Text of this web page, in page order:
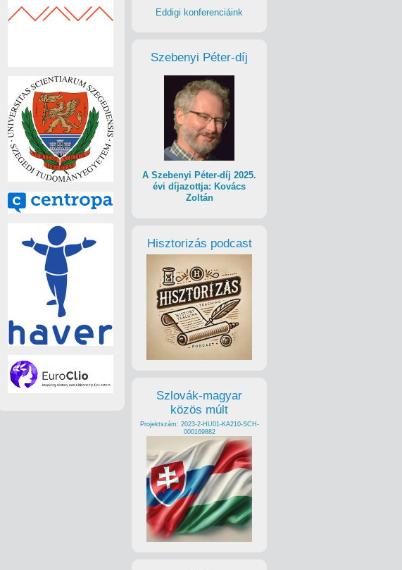
Eddigi konferenciáink
Szebenyi Péter-díj
A Szebenyi Péter-díj 2025.
évi díjazottja: Kovács
Zoltán
Hisztorizás podcast
Szlovák-magyar
közös múlt
Projektszám: 2023-2-HU01-KA210-SCH-
000169882